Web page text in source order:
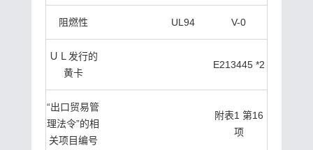
阻燃性 UL94 V-0
ＵＬ发行的
黄卡
E213445 *2
“出口贸易管
理法令”的相
关项目编号
附表1 第16
项